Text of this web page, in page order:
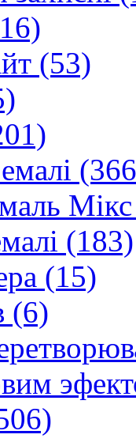
(53)
(183)
(15)
(6)